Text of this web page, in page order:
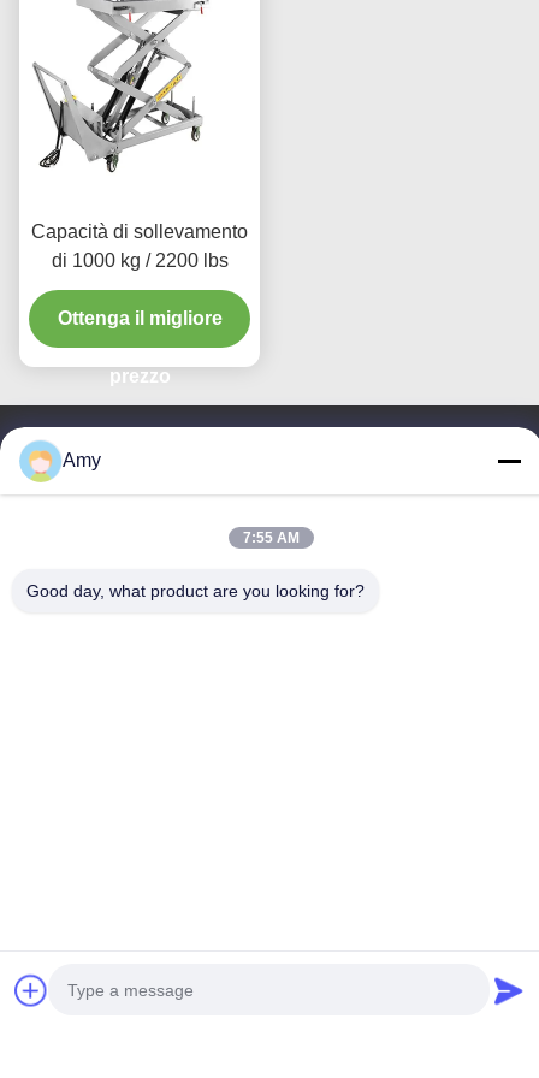
Capacità di sollevamento
di 1000 kg / 2200 lbs
Ottenga il migliore
prezzo
Contattici
Guangzhou Eitel Technology Co.,
Strada nazionale 106, distretto di Huadu, città di Guangzhou
Amy
7:55 AM
Good day, what product are you looking for?